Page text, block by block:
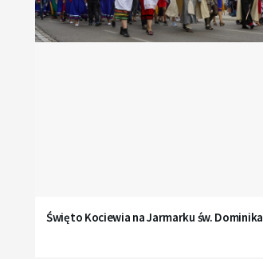
Święto Kociewia na Jarmarku św. Dominika